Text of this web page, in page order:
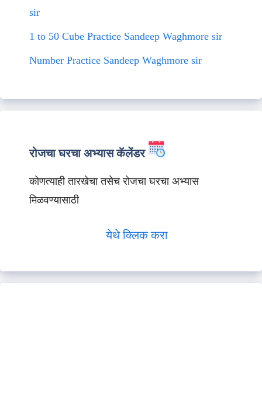
sir
1 to 50 Cube Practice Sandeep Waghmore sir
Number Practice Sandeep Waghmore sir
रोजचा घरचा अभ्यास कॅलेंडर
कोणत्याही तारखेचा तसेच रोजचा घरचा अभ्यास
मिळवण्यासाठी
येथे क्लिक करा